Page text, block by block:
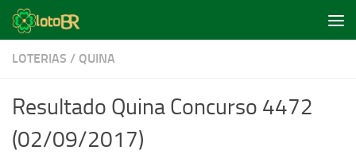
Skip to content
LOTERIAS / QUINA
Resultado Quina Concurso 4472
(02/09/2017)